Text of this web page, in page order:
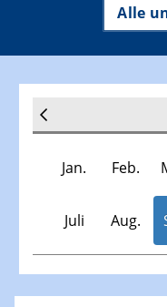
Alle
Jan. Feb.
Juli Aug.